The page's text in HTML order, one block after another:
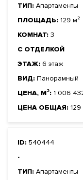
ТИП: Апартаменты
ПЛОЩАДЬ: 129 м²
КОМНАТ: 3
С ОТДЕЛКОЙ
ЭТАЖ: 6 этаж
ВИД: Панорамный
ЦЕНА, М²: 1 006
ЦЕНА ОБЩАЯ:
ID: 540444
-
ТИП: Апартаменты